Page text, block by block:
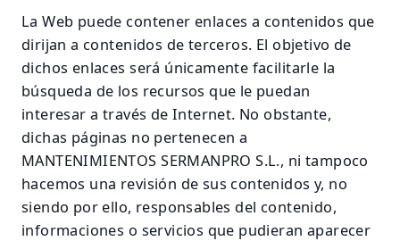
La Web puede contener enlaces a contenidos que
dirijan a contenidos de terceros. El objetivo de
dichos enlaces será únicamente facilitarle la
búsqueda de los recursos que le puedan
interesar a través de Internet. No obstante,
dichas páginas no pertenecen a
MANTENIMIENTOS SERMANPRO S.L., ni tampoco
hacemos una revisión de sus contenidos y, no
siendo por ello, responsables del contenido,
informaciones o servicios que pudieran aparecer